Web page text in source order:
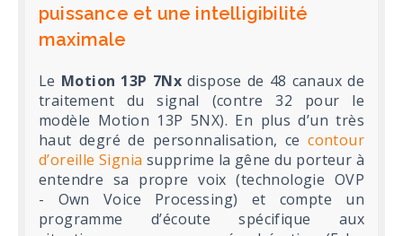
puissance et une intelligibilité
maximale
Le Motion 13P 7Nxdispose de 48 canaux de
traitement du signal (contre 32 pour le
modèle Motion 13P 5NX). En plus d’un très
haut degré de personnalisation, cecontour
d’oreille Signia supprime la gêne du porteur à
entendre sa propre voix (technologie OVP
- Own Voice Processing) et compte un
programme d’écoute spécifique aux